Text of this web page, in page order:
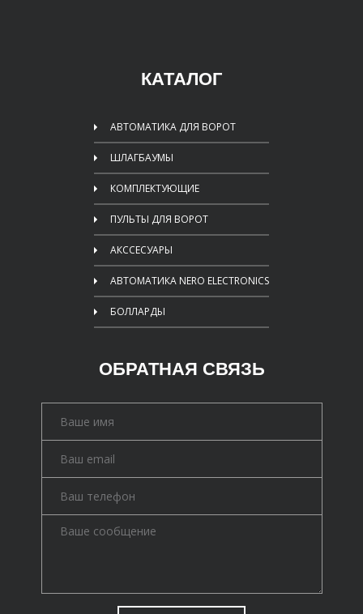
КАТАЛОГ
АВТОМАТИКА ДЛЯ ВОРОТ
ШЛАГБАУМЫ
КОМПЛЕКТУЮЩИЕ
ПУЛЬТЫ ДЛЯ ВОРОТ
АКССЕСУАРЫ
АВТОМАТИКА NERO ELECTRONICS
БОЛЛАРДЫ
ОБРАТНАЯ СВЯЗЬ